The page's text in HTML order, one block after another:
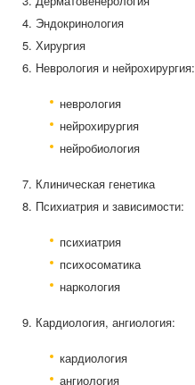
Эндокринология
Хирургия
Неврология и нейрохирургия:
неврология
нейрохирургия
нейробиология
Клиническая генетика
Психиатрия и зависимости:
психиатрия
психосоматика
наркология
Кардиология, ангиология:
кардиология
ангиология